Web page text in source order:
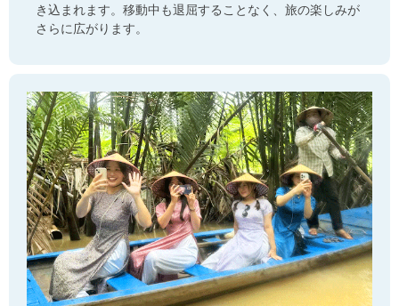
き込まれます。移動中も退屈することなく、旅の楽しみが
さらに広がります。